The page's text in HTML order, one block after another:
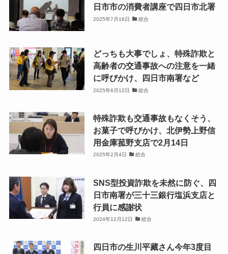
日市市の消費者講座で四日市北署
2025年7月16日 総合
どっちも大事でしょ、特殊詐欺と
高齢者の交通事故への注意を一緒
に呼びかけ、四日市南署など
2025年6月12日 総合
特殊詐欺も交通事故もなくそう、
お菓子で呼びかけ、北伊勢上野信
用金庫菰野支店で2月14日
2025年2月4日 総合
SNS型投資詐欺を未然に防ぐ、四
日市南署が三十三銀行塩浜支店と
行員に感謝状
2024年12月12日 総合
四日市の生川平藏さん今年3度目